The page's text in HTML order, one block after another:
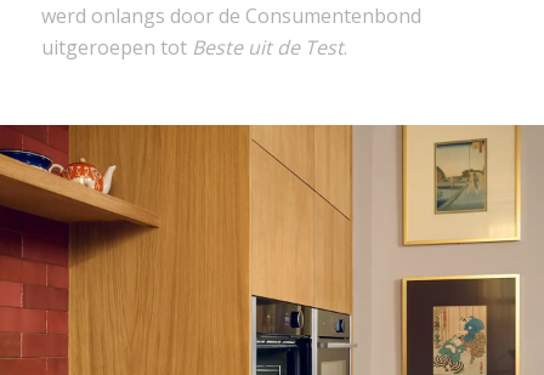
werd onlangs door de Consumentenbond
uitgeroepen tot Beste uit de Test.